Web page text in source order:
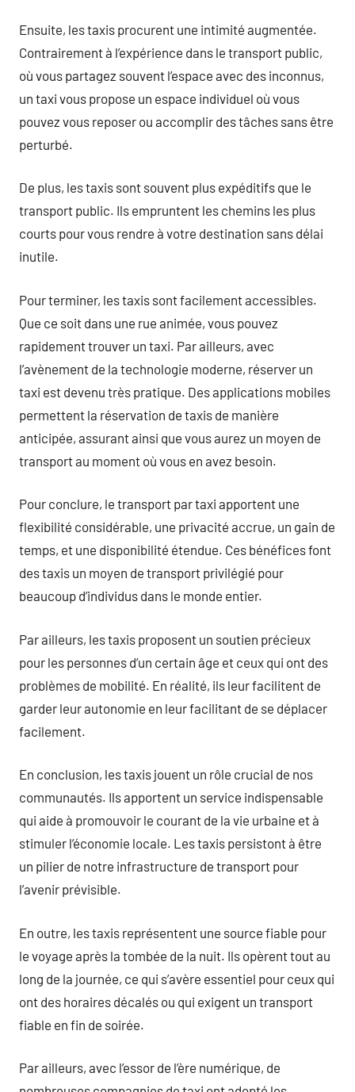
Ensuite, les taxis procurent une intimité augmentée.
Contrairement à l’expérience dans le transport public,
où vous partagez souvent l’espace avec des inconnus,
un taxi vous propose un espace individuel où vous
pouvez vous reposer ou accomplir des tâches sans être
perturbé.
De plus, les taxis sont souvent plus expéditifs que le
transport public. Ils empruntent les chemins les plus
courts pour vous rendre à votre destination sans délai
inutile.
Pour terminer, les taxis sont facilement accessibles.
Que ce soit dans une rue animée, vous pouvez
rapidement trouver un taxi. Par ailleurs, avec
l’avènement de la technologie moderne, réserver un
taxi est devenu très pratique. Des applications mobiles
permettent la réservation de taxis de manière
anticipée, assurant ainsi que vous aurez un moyen de
transport au moment où vous en avez besoin.
Pour conclure, le transport par taxi apportent une
flexibilité considérable, une privacité accrue, un gain de
temps, et une disponibilité étendue. Ces bénéfices font
des taxis un moyen de transport privilégié pour
beaucoup d’individus dans le monde entier.
Par ailleurs, les taxis proposent un soutien précieux
pour les personnes d’un certain âge et ceux qui ont des
problèmes de mobilité. En réalité, ils leur facilitent de
garder leur autonomie en leur facilitant de se déplacer
facilement.
En conclusion, les taxis jouent un rôle crucial de nos
communautés. Ils apportent un service indispensable
qui aide à promouvoir le courant de la vie urbaine et à
stimuler l’économie locale. Les taxis persistont à être
un pilier de notre infrastructure de transport pour
l’avenir prévisible.
En outre, les taxis représentent une source fiable pour
le voyage après la tombée de la nuit. Ils opèrent tout au
long de la journée, ce qui s’avère essentiel pour ceux qui
ont des horaires décalés ou qui exigent un transport
fiable en fin de soirée.
Par ailleurs, avec l’essor de l’ère numérique, de